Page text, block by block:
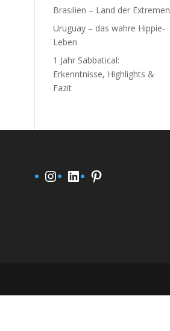
Brasilien – Land der Extremen
Uruguay – das wahre Hippie-
Leben
1 Jahr Sabbatical:
Erkenntnisse, Highlights &
Fazit
Instagram LinkedIn Pinterest